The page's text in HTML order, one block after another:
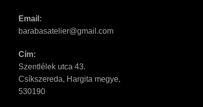
Email:
barabasatelier@gmail.com
Cím:
Szentlélek utca 43.
Csíkszereda, Hargita megye,
530190